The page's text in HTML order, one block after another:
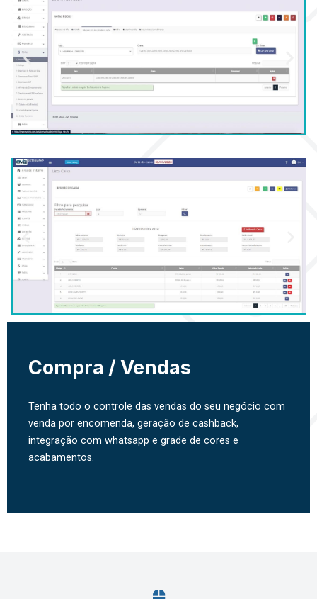
Compra / Vendas
Tenha todo o controle das vendas do seu negócio com
venda por encomenda, geração de cashback,
integração com whatsapp e grade de cores e
acabamentos.